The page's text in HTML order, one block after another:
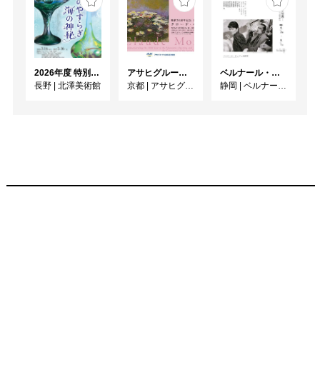
2026年度 特別展「ガレとドーム、アール･ヌーヴォーのガラス 水辺のやすらぎ、海の神秘」
長野
北澤美術館
アサヒグループ大山崎山荘美術館 開館30周年記念展「没後100年 クロード・モネ」
京都
アサヒグループ大山崎山荘美術館
ベルナール・ビュフェと写真 ーカメラがとらえたビュフェとその時代、そして21 世紀へ
静岡
ベルナール・ビュフェ美術館